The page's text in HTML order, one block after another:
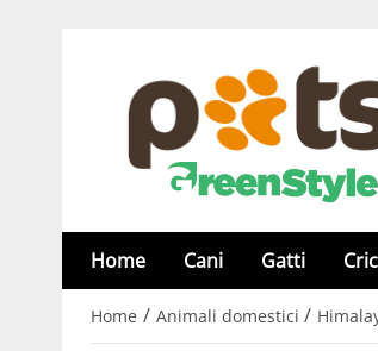
Home Cani Gatti
Home / Animali domestici /